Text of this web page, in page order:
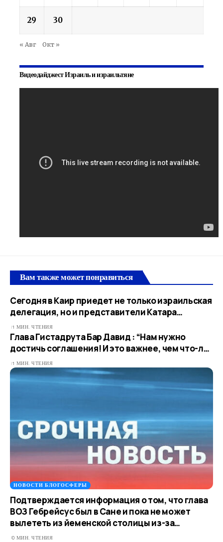
29 30
« Авг Окт »
Видеодайджест Израиль и израильтяне
Вам также может понравиться
Сегодня в Каир приедет не только израильская
делегация, но и представители Катара…​
1 МИН. ЧТЕНИЯ
Глава Гистадрута Бар Давид : “Нам нужно
достичь соглашения! И это важнее, чем что-л…
1 МИН. ЧТЕНИЯ
НОВОСТИ БЛОГОСФЕРЫ
Подтверждается информация о том, что глава
ВОЗ Гебрейсус был в Сане и пока не может
вылететь из йеменской столицы из-за…
0 МИН. ЧТЕНИЯ